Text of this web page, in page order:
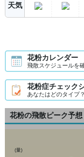
天気
花粉カレンダー
飛散スケジュールを
花粉症チェック
あなたはどのタイプ
花粉の飛散ピーク予想
(量)